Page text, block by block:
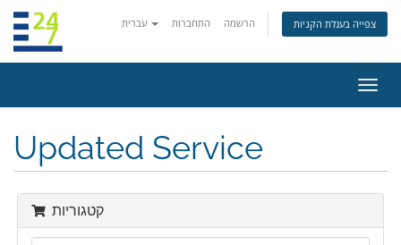
התחברות הרשמה צפייה בעגלת הקניות
ניווט
Updated Service
קטגוריות